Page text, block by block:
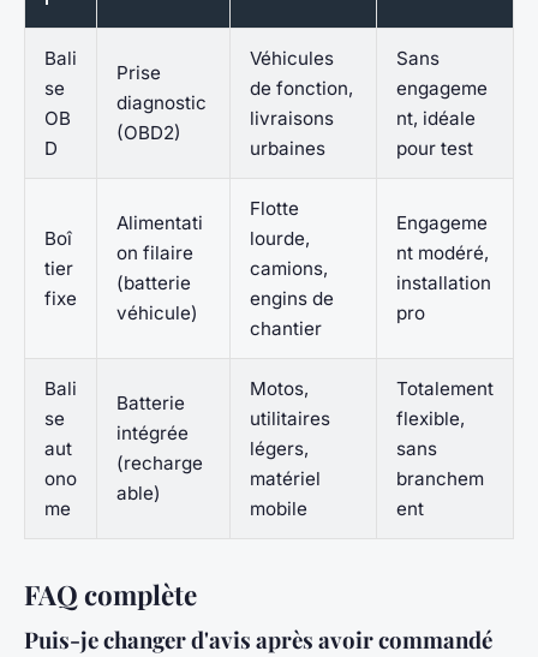
Bali
se
OB
D
Prise
diagnostic
(OBD2)
Véhicules
de fonction,
livraisons
urbaines
Sans
engageme
nt, idéale
pour test
Boî
tier
fixe
Alimentati
on filaire
(batterie
véhicule)
Flotte
lourde,
camions,
engins de
chantier
Engageme
nt modéré,
installation
pro
Bali
se
aut
ono
me
Batterie
intégrée
(recharge
able)
Motos,
utilitaires
légers,
matériel
mobile
Totalement
flexible,
sans
branchem
ent
FAQ complète
Puis-je changer d'avis après avoir commandé